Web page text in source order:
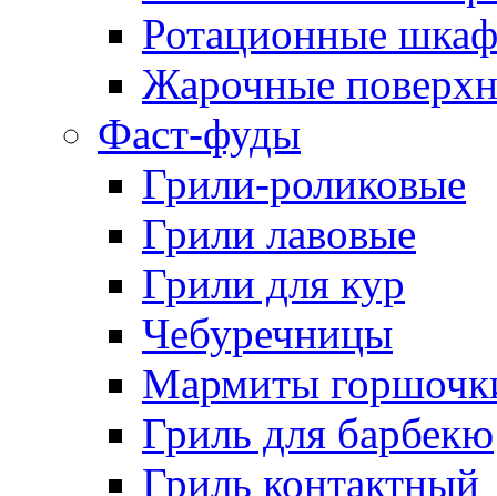
Ротационные
Жарочные
Фаст-фуды
Грили-роликовые
Грили лавовые
Грили для кур
Чебуречницы
Мармиты
Гриль для барбекю
Гриль контактный